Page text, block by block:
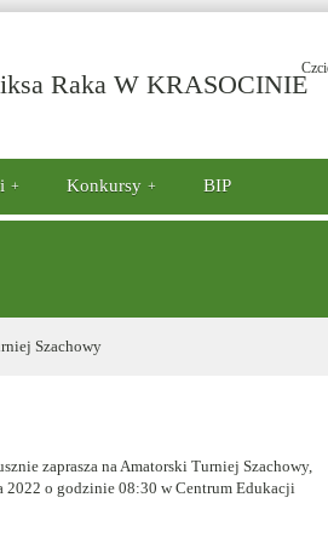
Raka W KRASOCINIE-
Konkursy BIP
Szachowy
zaprasza na Amatorski Turniej Szachowy,
2022 o godzinie 08:30 w Centrum Edukacji